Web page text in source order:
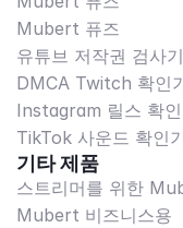
Mubert 퓨즈
유튜브 저작권 검사기
DMCA Twitch 확인
Instagram 릴스 확인
TikTok 사운드 확인
기타 제품
스트리머를 위한
Mubert 비즈니스용